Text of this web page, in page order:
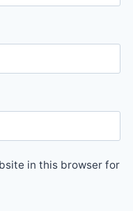
in this browser for